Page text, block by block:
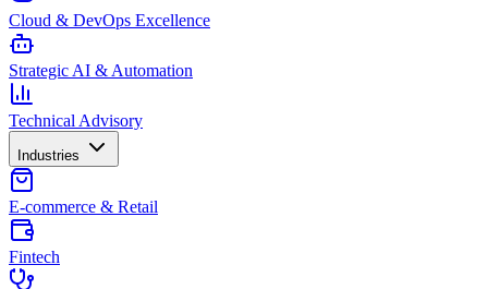
Cloud & DevOps Excellence
Strategic AI & Automation
Technical Advisory
Industries
E-commerce & Retail
Fintech